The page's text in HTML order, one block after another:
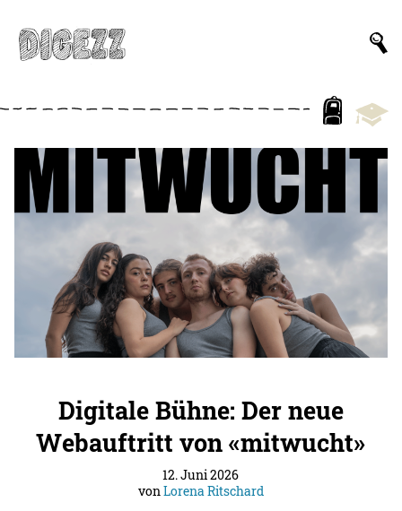
Digitale Bühne: Der neue
Webauftritt von «mitwucht»
12. Juni 2026
vonLorena Ritschard